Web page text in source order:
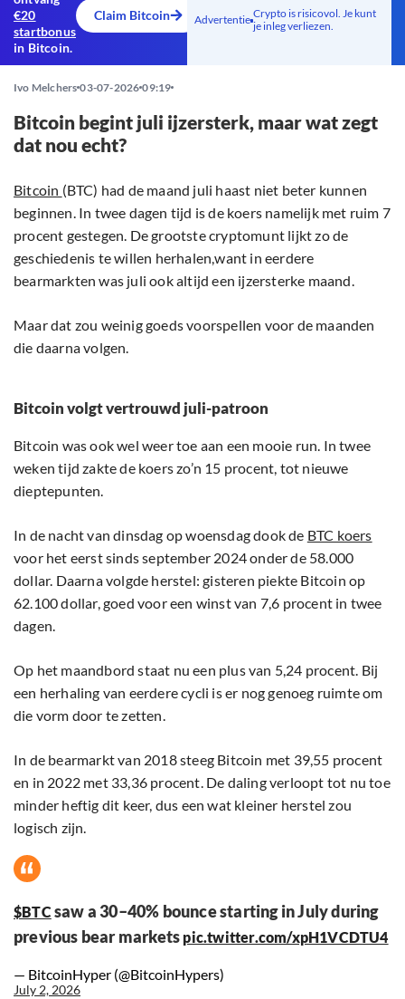
€20
startbonus
in Bitcoin.
Claim Bitcoin Advertentie Crypto is risicovol. Je kunt
je inleg verliezen.
Ivo Melchers 03-07-2026 09:19
Bitcoin begint juli ijzersterk, maar wat zegt
dat nou echt?
Bitcoin (BTC) had de maand juli haast niet beter kunnen
beginnen. In twee dagen tijd is de koers namelijk met ruim 7
procent gestegen. De grootste cryptomunt lijkt zo de
geschiedenis te willen herhalen,want in eerdere
bearmarkten was juli ook altijd een ijzersterke maand.
Maar dat zou weinig goeds voorspellen voor de maanden
die daarna volgen.
Bitcoin volgt vertrouwd juli-patroon
Bitcoin was ook wel weer toe aan een mooie run. In twee
weken tijd zakte de koers zo’n 15 procent, tot nieuwe
dieptepunten.
In de nacht van dinsdag op woensdag dook de BTC koers
voor het eerst sinds september 2024 onder de 58.000
dollar. Daarna volgde herstel: gisteren piekte Bitcoin op
62.100 dollar, goed voor een winst van 7,6 procent in twee
dagen.
Op het maandbord staat nu een plus van 5,24 procent. Bij
een herhaling van eerdere cycli is er nog genoeg ruimte om
die vorm door te zetten.
In de bearmarkt van 2018 steeg Bitcoin met 39,55 procent
en in 2022 met 33,36 procent. De daling verloopt tot nu toe
minder heftig dit keer, dus een wat kleiner herstel zou
logisch zijn.
$BTCsaw a 30–40% bounce starting in July during
previous bear markets pic.twitter.com/xpH1VCDTU4
— BitcoinHyper (@BitcoinHypers)
July 2, 2026